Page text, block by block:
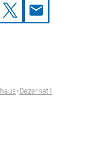
Dezernat I